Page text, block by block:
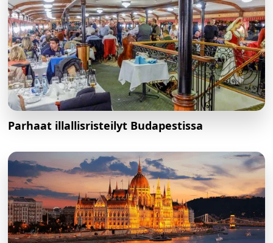
Parhaat illallisristeilyt Budapestissa